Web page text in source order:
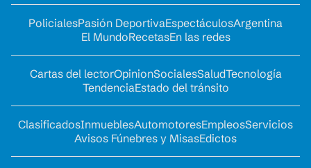
PolicialesPasión DeportivaEspectáculosArgentina
El MundoRecetasEn las redes
Cartas del lectorOpinionSocialesSaludTecnología
TendenciaEstado del tránsito
ClasificadosInmueblesAutomotoresEmpleosServicios
Avisos Fúnebres y MisasEdictos